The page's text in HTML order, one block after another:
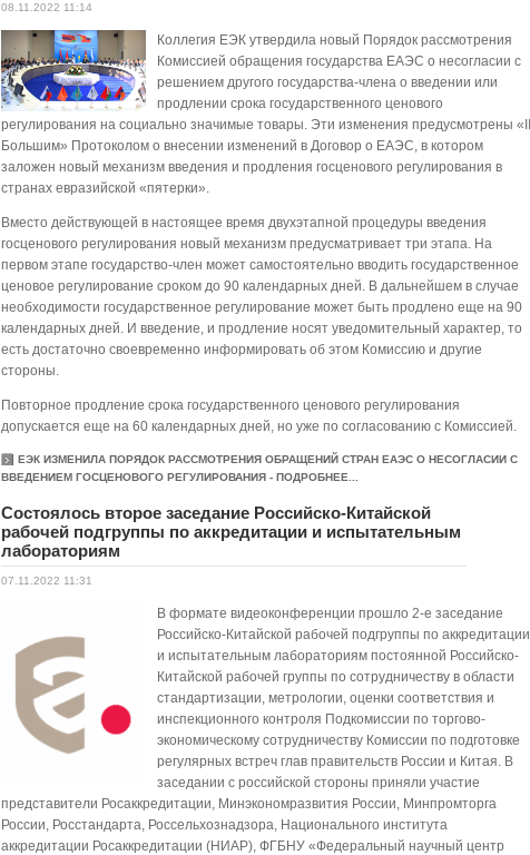
08.11.2022 11:14
Коллегия ЕЭК утвердила новый Порядок рассмотрения
Комиссией обращения государства ЕАЭС о несогласии с
решением другого государства-члена о введении или
продлении срока государственного ценового
регулирования на социально значимые товары. Эти изменения предусмотрены «II
Большим» Протоколом о внесении изменений в Договор о ЕАЭС, в котором
заложен новый механизм введения и продления госценового регулирования в
странах евразийской «пятерки».
Вместо действующей в настоящее время двухэтапной процедуры введения
госценового регулирования новый механизм предусматривает три этапа. На
первом этапе государство-член может самостоятельно вводить государственное
ценовое регулирование сроком до 90 календарных дней. В дальнейшем в случае
необходимости государственное регулирование может быть продлено еще на 90
календарных дней. И введение, и продление носят уведомительный характер, то
есть достаточно своевременно информировать об этом Комиссию и другие
стороны.
Повторное продление срока государственного ценового регулирования
допускается еще на 60 календарных дней, но уже по согласованию с Комиссией.
ЕЭК ИЗМЕНИЛА ПОРЯДОК РАССМОТРЕНИЯ ОБРАЩЕНИЙ СТРАН ЕАЭС О НЕСОГЛАСИИ С
ВВЕДЕНИЕМ ГОСЦЕНОВОГО РЕГУЛИРОВАНИЯ - ПОДРОБНЕЕ...
Состоялось второе заседание Российско-Китайской
рабочей подгруппы по аккредитации и испытательным
лабораториям
07.11.2022 11:31
В формате видеоконференции прошло 2-е заседание
Российско-Китайской рабочей подгруппы по аккредитации
и испытательным лабораториям постоянной Российско-
Китайской рабочей группы по сотрудничеству в области
стандартизации, метрологии, оценки соответствия и
инспекционного контроля Подкомиссии по торгово-
экономическому сотрудничеству Комиссии по подготовке
регулярных встреч глав правительств России и Китая. В
заседании с российской стороны приняли участие
представители Росаккредитации, Минэкономразвития России, Минпромторга
России, Росстандарта, Россельхознадзора, Национального института
аккредитации Росаккредитации (НИАР), ФГБНУ «Федеральный научный центр